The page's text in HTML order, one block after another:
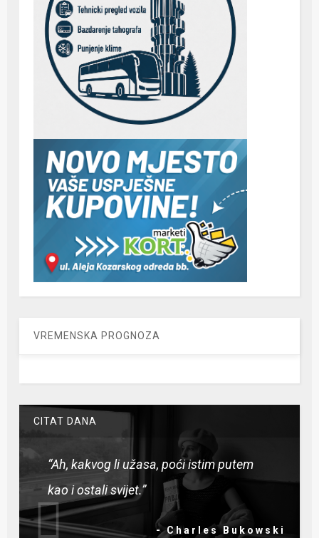
VREMENSKA PROGNOZA
CITAT DANA
“Ah, kakvog li užasa, poći istim putem
kao i ostali svijet.”
- Charles Bukowski